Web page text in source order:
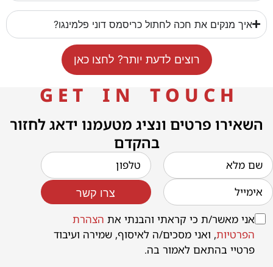
איך מנקים את חכה לחתול כריסמס דוני פלמינגו?
רוצים לדעת יותר? לחצו כאן
G E T I N T O U C H
השאירו פרטים ונציג מטעמנו ידאג לחזור
בהקדם
אני מאשר/ת כי קראתי והבנתי את הצהרת
הפרטיות, ואני מסכים/ה לאיסוף, שמירה ועיבוד
פרטיי בהתאם לאמור בה.
צרו קשר